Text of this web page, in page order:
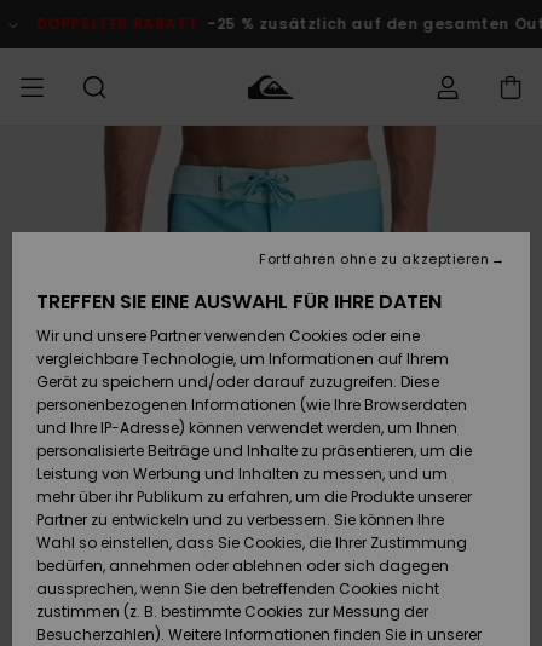
Produktinformation
RABATT -25 % zusätzlich auf den gesamten Outlet-
Kleidung
Accessoires
Schuhe&
Flip-Flops
Surf
Snow
Brandneu
JUNGEN
Kleidung
Accessoires
Schuhe&
Flip-Flops
Surf
Snow
Brandneu
FRAUEN
Shop
Brandneu
Highlights
Snow
SURF
Surf Shop
Männer
Kinder
Highlights
Community
SNOW
Snow Shop
Männer
Kinder
Snow Shop
Damen
Highlights
Community
DOPPELTER
RABATT
Outlet
Herren
KINDER
Outlet
Frauen
HILFE & KONTAKT
Bestellung
zugreifen
Versand
Retouren
Bezahlung
Geschenkkarte
Quiksilver
Freedom
Datenschutz
TREFFEN SIE EINE AUSWAHL FÜR IHRE DATEN
Wir und unsere Partner verwenden Cookies oder eine
vergleichbare Technologie, um Informationen auf Ihrem
Gerät zu speichern und/oder darauf zuzugreifen. Diese
personenbezogenen Informationen (wie Ihre Browserdaten
und Ihre IP-Adresse) können verwendet werden, um Ihnen
personalisierte Beiträge und Inhalte zu präsentieren, um die
Leistung von Werbung und Inhalten zu messen, und um
mehr über ihr Publikum zu erfahren, um die Produkte unserer
Partner zu entwickeln und zu verbessern. Sie können Ihre
Wahl so einstellen, dass Sie Cookies, die Ihrer Zustimmung
bedürfen, annehmen oder ablehnen oder sich dagegen
aussprechen, wenn Sie den betreffenden Cookies nicht
zustimmen (z. B. bestimmte Cookies zur Messung der
Besucherzahlen). Weitere Informationen finden Sie in unserer
Fortfahren ohne zu akzeptieren